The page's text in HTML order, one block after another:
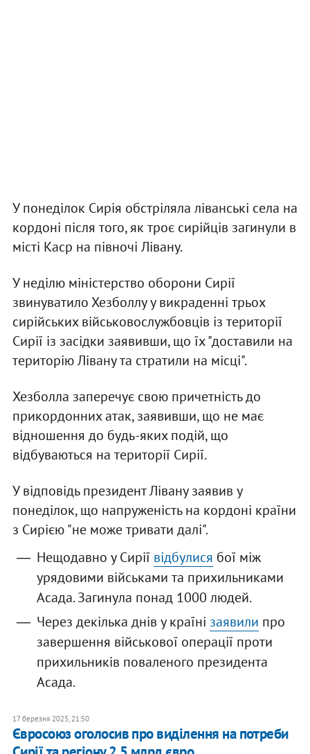
У понеділок Сирія обстріляла ліванські села на
кордоні після того, як троє сирійців загинули в
місті Каср на півночі Лівану.
У неділю міністерство оборони Сирії
звинуватило Хезболлу у викраденні трьох
сирійських військовослужбовців із території
Сирії із засідки заявивши, що їх "доставили на
територію Лівану та стратили на місці".
Хезболла заперечує свою причетність до
прикордонних атак, заявивши, що не має
відношення до будь-яких подій, що
відбуваються на території Сирії.
У відповідь президент Лівану заявив у
понеділок, що напруженість на кордоні країни
з Сирією "не може тривати далі".
Нещодавно у Сирії відбулися бої між
урядовими військами та прихильниками
Асада. Загинула понад 1000 людей.
Через декілька днів у країні заявили про
завершення військової операції проти
прихильників поваленого президента
Асада.
17 березня 2025, 21:50
Євросоюз оголосив про виділення на потреби